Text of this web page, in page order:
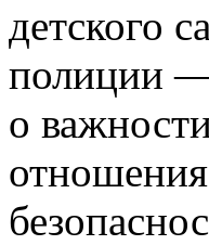
детского
полиции —
о